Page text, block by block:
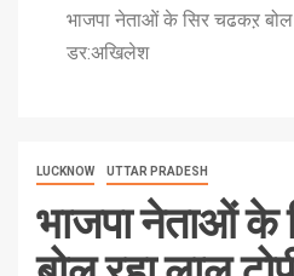
भाजपा नेताओं के सिर चढकऱ बोल
डर:अखिलेश
LUCKNOW UTTAR PRADESH
भाजपा नेताओं के